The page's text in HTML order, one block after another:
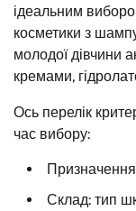
ідеальним
косметики з
молодої дівчини
кремами,
Ось перелік
час вибору:
Склад: тип